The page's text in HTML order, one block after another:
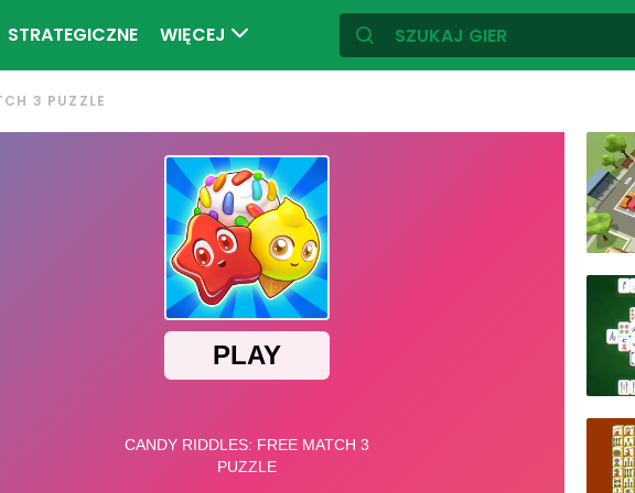
STRATEGICZNE WIĘCEJ
3 PUZZLE